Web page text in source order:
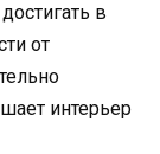
в
от
интерьер